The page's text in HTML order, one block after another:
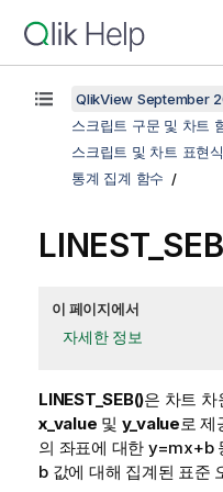
QlikView September
스크립트 구문 및 차트
스크립트 및 차트 표현
통계 집계 함수
LINEST_SEB
이 페이지에서
자세한 정보
LINEST_SEB()은 차트 차
x_value 및 y_value로 제
의 좌표에 대한 y=mx+b
b값에 대해 집계된 표준